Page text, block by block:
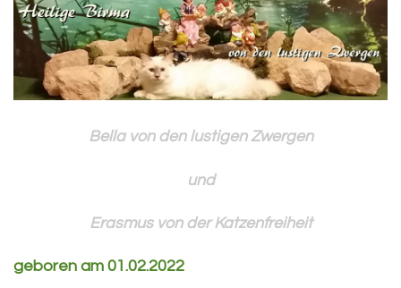
Bella von den lustigen Zwergen
und
Erasmus von der Katzenfreiheit
geboren am 01.02.2022